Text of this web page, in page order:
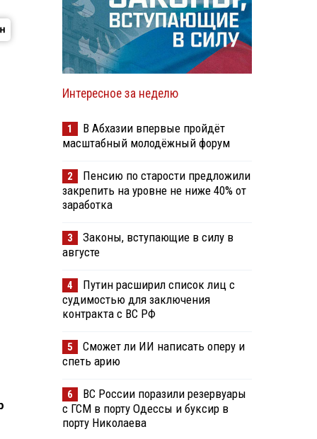
Интересное за неделю
1
В Абхазии впервые пройдёт
масштабный молодёжный форум
2
Пенсию по старости предложили
закрепить на уровне не ниже 40% от
заработка
3
Законы, вступающие в силу в
августе
4
Путин расширил список лиц с
судимостью для заключения
контракта с ВС РФ
5
Сможет ли ИИ написать оперу и
спеть арию
6
ВС России поразили резервуары
с ГСМ в порту Одессы и буксир в
порту Николаева